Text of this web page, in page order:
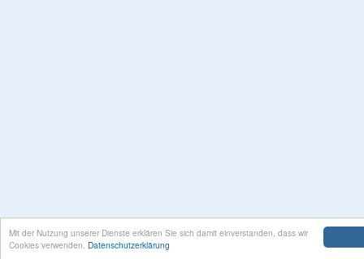
Mit der Nutzung unserer Dienste erklären Sie sich damit einverstanden, dass wir
Cookies verwenden. Datenschutzerklärung